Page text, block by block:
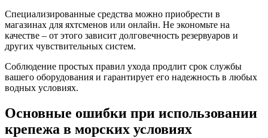
Специализированные средства можно приобрести в
магазинах для яхтсменов или онлайн. Не экономьте на
качестве – от этого зависит долговечность резервуаров и
других чувствительных систем.
Соблюдение простых правил ухода продлит срок службы
вашего оборудования и гарантирует его надежность в любых
водных условиях.
Основные ошибки при использовании
крепежа в морских условиях